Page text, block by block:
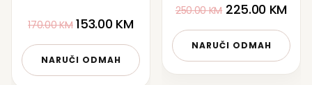
170.00KM 153.00 KM
NARUČI ODMAH
250.00KM 225.00 KM
NARUČI ODMAH